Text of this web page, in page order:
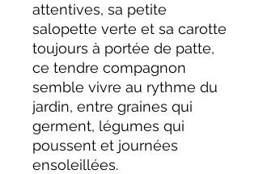
attentives, sa petite
salopette verte et sa carotte
toujours à portée de patte,
ce tendre compagnon
semble vivre au rythme du
jardin, entre graines qui
germent, légumes qui
poussent et journées
ensoleillées.